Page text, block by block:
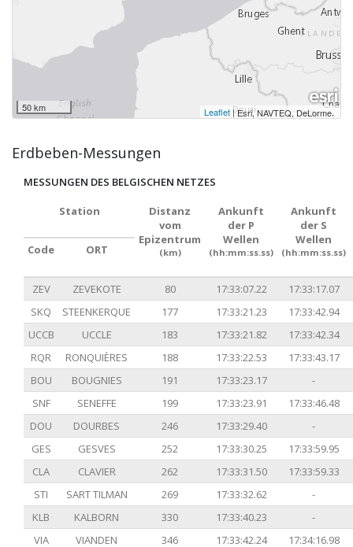
50 km Leaflet |Esri, NAVTEQ, DeLorme,
Erdbeben-Messungen
MESSUNGEN DES BELGISCHEN NETZES
Station
Distanz
vom
Epizentrum
(km)
Ankunft
der P
Wellen
(hh:mm:ss.ss)
Ankunft
der S
Wellen
(hh:mm:ss.ss)
Code ORT
ZEV ZEVEKOTE 80 17:33:07.22
17:33:17.07
SKQ
STEENKERQUE 177 17:33:21.23
17:33:42.94
UCCB
UCCLE 183 17:33:21.82
17:33:42.34
RQR
RONQUIÈRES 188 17:33:22.53
17:33:43.17
BOU
BOUGNIES 191 17:33:23.17
-
SNF
SENEFFE 199 17:33:23.91
17:33:46.48
DOU
DOURBES 246 17:33:29.40
-
GES
GESVES 252 17:33:30.25
17:33:59.95
CLA
CLAVIER 262 17:33:31.50
17:33:59.33
STI
SART TILMAN 269 17:33:32.62
-
KLB
KALBORN 330 17:33:40.23
-
VIA
VIANDEN 346 17:33:42.24 17:34:16.98